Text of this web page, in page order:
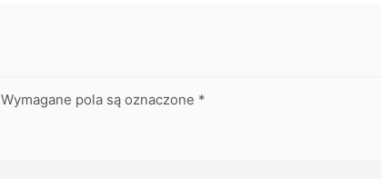
Wymagane pola są oznaczone *